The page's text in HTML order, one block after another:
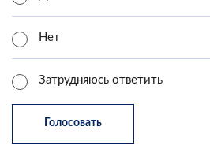
Нет
Затрудняюсь ответить